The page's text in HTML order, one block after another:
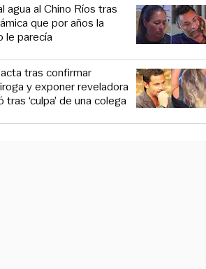
agua al Chino Ríos tras
que por años la
le parecía
tras confirmar
y exponer reveladora
‘culpa’ de una colega